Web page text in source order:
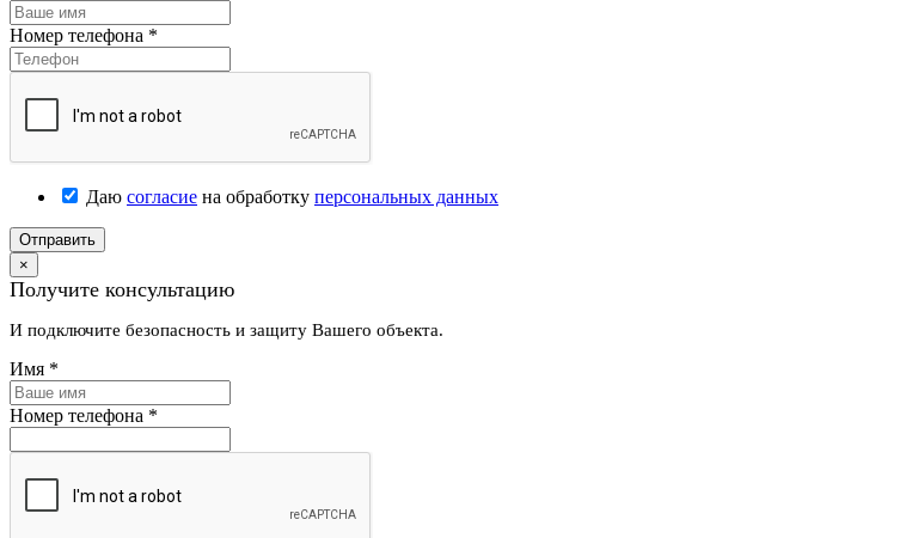
Номер телефона *
Даю согласие на обработку персональных данных
Отправить
×
Получите консультацию
И подключите безопасность и защиту Вашего объекта.
Имя *
Номер телефона *